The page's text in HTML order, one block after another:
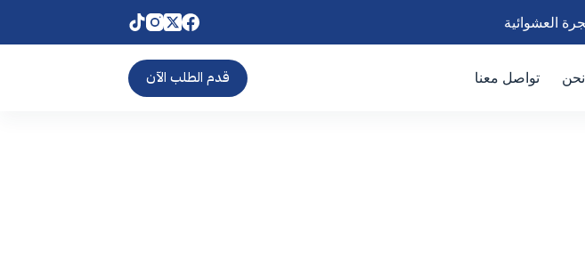
العشوائية
تواصل معنا قدم الطلب الآن